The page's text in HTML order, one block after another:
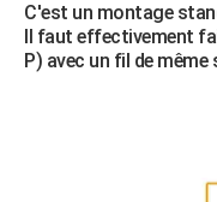
C'est un montage
Il faut effectivement
P) avec un fil de même